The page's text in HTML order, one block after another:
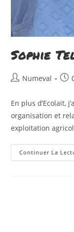
Sophie
Auteur/autrice
la
publication :
Numeval
En plus d’Ecolait,
organisation et
exploitation
Continuer La